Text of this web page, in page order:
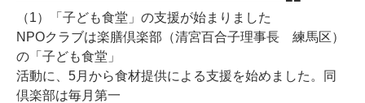
（1）「子ども食堂」の支援が始まりました
NPOクラブは楽膳倶楽部（清宮百合子理事長 練馬区）
の「子ども食堂」
活動に、5月から食材提供による支援を始めました。同
倶楽部は毎月第一